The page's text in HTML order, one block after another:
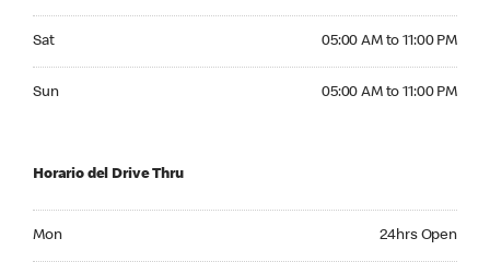
Sat 05:00 AM to 11:00 PM
Sun 05:00 AM to 11:00 PM
Horario del Drive Thru
Mon 24hrs Open